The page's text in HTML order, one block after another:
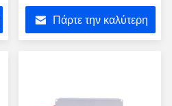
1620MHz Συστήματα
παρεμβολής σήματος
Πάρτε την καλύτερη